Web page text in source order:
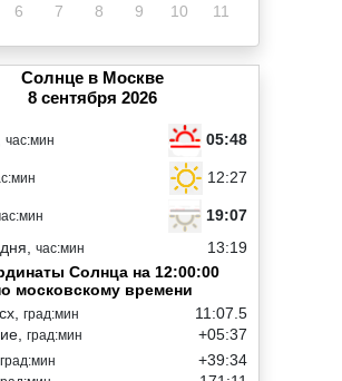
6 7 8 9 10 11
Солнце в Москве
8 сентября 2026
час:мин 05:48
12:27
19:07
час:мин
13:19
Солнца на 12:00:00
московскому времени
град:мин
град:мин
11:07.5
+05:37
град:мин
+39:34